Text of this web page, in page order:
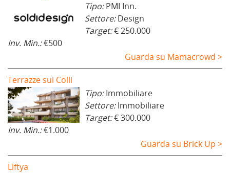
Tipo:PMI Inn.
Settore:Design
Target:€ 250.000
Inv. Min.:€500
Guarda su Mamacrowd >
Terrazze sui Colli
Tipo:Immobiliare
Settore:Immobiliare
Target:€ 300.000
Inv. Min.:€1.000
Guarda su Brick Up >
Liftya